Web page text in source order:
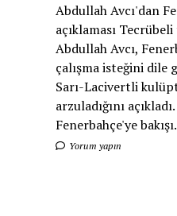
Abdullah Avcı'dan
açıklaması
Abdullah Avcı,
çalışma isteğini dile
Sarı-Lacivertli
arzuladığını
Fenerbahçe'ye
Yorum yapın